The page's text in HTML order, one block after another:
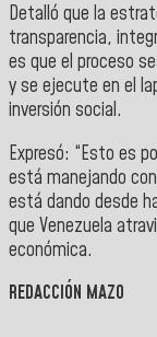
Detalló que la
transparencia,
es que el proceso
y se ejecute en el
inversión social.
Expresó: “Esto es
está manejando
está dando desde
que Venezuela
económica.
REDACCIÓN MAZO